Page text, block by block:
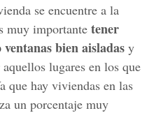
se encuentre a la
muy importante tener
bien aisladasy
lugares en los que
que hay viviendas en las
un porcentaje muy